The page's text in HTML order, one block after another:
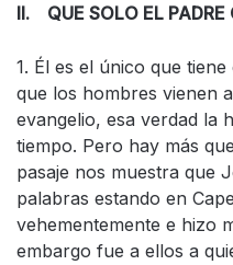
II. QUE SOLO EL PADRE
1. Él es el único que
que los hombres vienen
evangelio, esa verdad la
tiempo. Pero hay más
pasaje nos muestra que
palabras estando en
vehementemente e hizo
embargo fue a ellos a